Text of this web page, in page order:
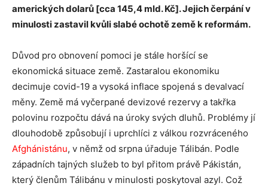
amerických dolarů [cca 145,4 mld. Kč]. Jejich čerpání v
minulosti zastavil kvůli slabé ochotě země k reformám.
Důvod pro obnovení pomoci je stále horšící se
ekonomická situace země. Zastaralou ekonomiku
decimuje covid-19 a vysoká inflace spojená s devalvací
měny. Země má vyčerpané devizové rezervy a takřka
polovinu rozpočtu dává na úroky svých dluhů. Problémy jí
dlouhodobě způsobují i uprchlíci z válkou rozvráceného
Afghánistánu, v němž od srpna úřaduje Tálibán. Podle
západních tajných služeb to byl přitom právě Pákistán,
který členům Tálibánu v minulosti poskytoval azyl. Což